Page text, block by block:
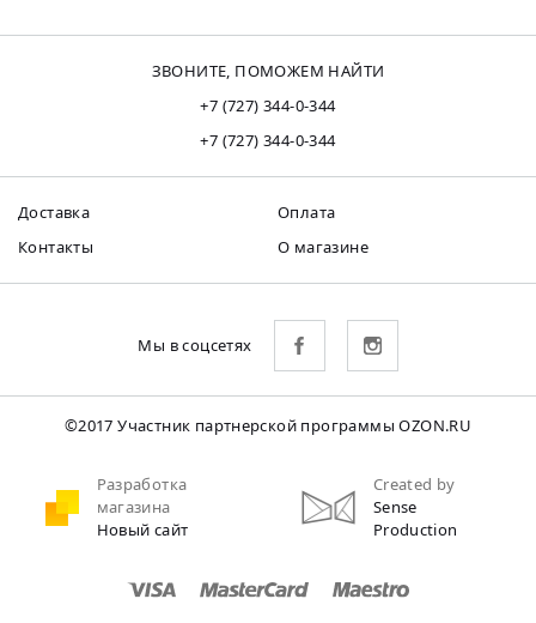
ЗВОНИТЕ, ПОМОЖЕМ НАЙТИ
+7 (727) 344-0-344
+7 (727) 344-0-344
Доставка
Оплата
Контакты
О магазине
Мы в соцсетях
©2017 Участник партнерской программы OZON.RU
Разработка
магазина
Новый сайт
Created by
Sense
Production